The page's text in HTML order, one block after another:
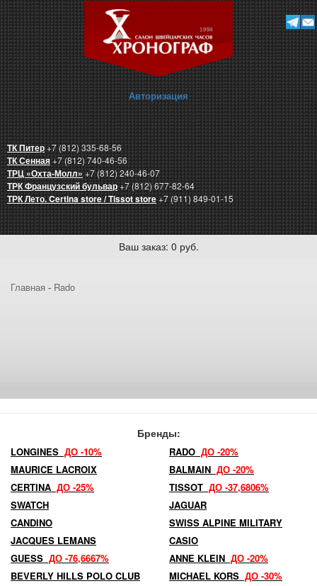
Авторизация
ТК Питер+7 (812) 335-68-56
ТК Сенная+7 (812) 740-46-56
ТРЦ «Охта-Молл»+7 (812) 240-46-07
ТРК Французский бульвар+7 (812) 677-82-64
ТРК Лето. Certina store / Tissot store+7 (911) 849-01-15
Ваш заказ: 0 руб.
Главная - Rado
Бренды:
LONGINES ДО -10% RADO ДО -20%
MAURICE LACROIX
BALMAIN ДО -20%
CERTINA ДО -25% TISSOT ДО -37,6806%
SWATCH
JAGUAR
CANDINO
SWISS ALPINE MILITARY
JACQUES LEMANS
CASIO
GUESS ДО -76,6667% ANNE KLEIN ДО -20%
BEVERLY HILLS POLO CLUB
MICHAEL KORS ДО -30%